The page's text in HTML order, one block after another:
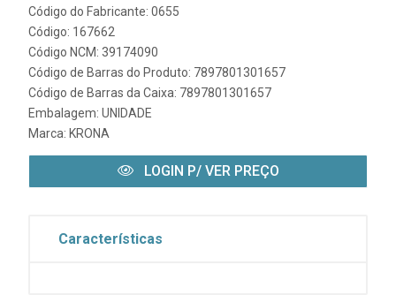
Código do Fabricante: 0655
Código: 167662
Código NCM: 39174090
Código de Barras do Produto: 7897801301657
Código de Barras da Caixa: 7897801301657
Embalagem: UNIDADE
Marca: KRONA
LOGIN P/ VER PREÇO
Características